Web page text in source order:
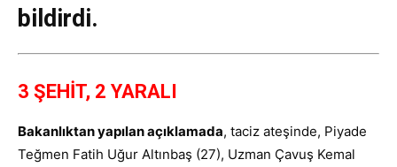
bildirdi.
3 ŞEHİT, 2 YARALI
Bakanlıktan yapılan açıklamada, taciz ateşinde, Piyade
Teğmen Fatih Uğur Altınbaş (27), Uzman Çavuş Kemal